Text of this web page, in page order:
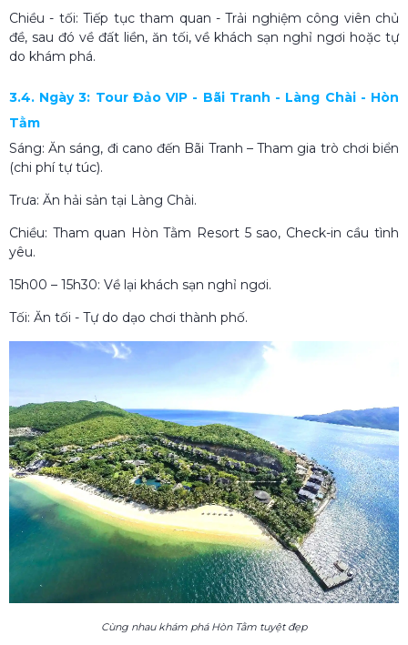
Chiều - tối: Tiếp tục tham quan - Trải nghiệm công viên chủ
đề, sau đó về đất liền, ăn tối, về khách sạn nghỉ ngơi hoặc tự
do khám phá.
3.4. Ngày 3: Tour Đảo VIP - Bãi Tranh - Làng Chài - Hòn
Tằm
Sáng: Ăn sáng, đi cano đến Bãi Tranh – Tham gia trò chơi biển
(chi phí tự túc).
Trưa: Ăn hải sản tại Làng Chài.
Chiều: Tham quan Hòn Tằm Resort 5 sao, Check-in cầu tình
yêu.
15h00 – 15h30: Về lại khách sạn nghỉ ngơi.
Tối: Ăn tối - Tự do dạo chơi thành phố.
Cùng nhau khám phá Hòn Tằm tuyệt đẹp